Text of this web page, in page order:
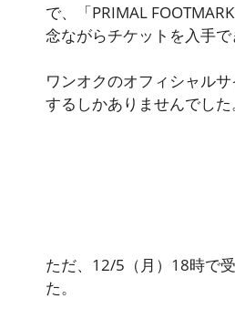
で、「PRIMAL
念ながらチケットを入手で
ワンオクのオフィシャル
するしかありませんでした
ただ、12/5（月）18時で
た。